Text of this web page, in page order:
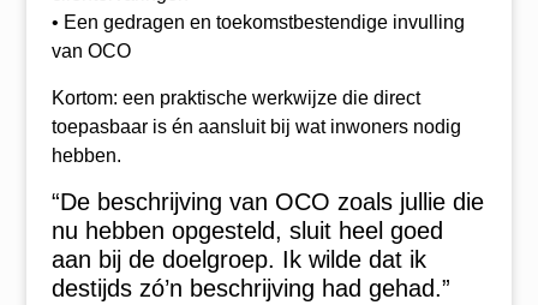
• Een gedragen en toekomstbestendige invulling
van OCO
Kortom: een praktische werkwijze die direct
toepasbaar is én aansluit bij wat inwoners nodig
hebben.
“De beschrijving van OCO zoals jullie die
nu hebben opgesteld, sluit heel goed
aan bij de doelgroep. Ik wilde dat ik
destijds zó’n beschrijving had gehad.”